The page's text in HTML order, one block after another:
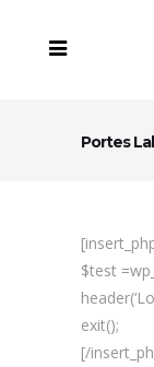
Portes
$test
exit();
[/